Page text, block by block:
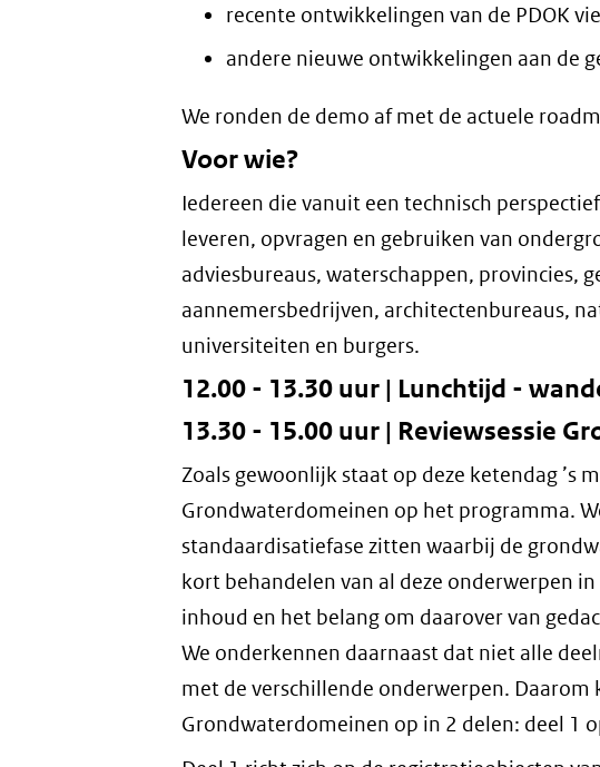
recente ontwikkelingen van de PDOK
andere nieuwe ontwikkelingen aan de
We ronden de demo af met de actuele
Voor wie?
Iedereen die vanuit een technisch
leveren, opvragen en gebruiken van
adviesbureaus, waterschappen, provincies,
aannemersbedrijven, architectenbureaus,
universiteiten en burgers.
12.00 - 13.30 uur | Lunchtijd -
13.30 - 15.00 uur | Reviewsessie
Zoals gewoonlijk staat op deze ketendag ’s
Grondwaterdomeinen op het programma.
standaardisatiefase zitten waarbij de
kort behandelen van al deze onderwerpen
inhoud en het belang om daarover van
We onderkennen daarnaast dat niet alle
met de verschillende onderwerpen. Daarom
Grondwaterdomeinen op in 2 delen: deel 1